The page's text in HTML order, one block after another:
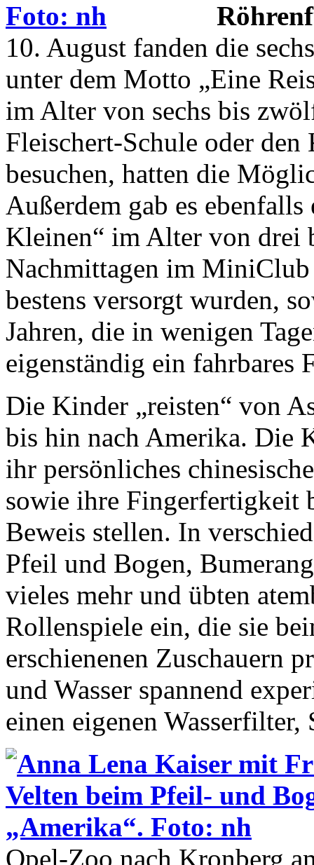
10. August fanden die
unter dem Motto „Eine
im Alter von sechs bis
Fleischert-Schule oder
besuchen, hatten die
Außerdem gab es
Kleinen“ im Alter von drei
Nachmittagen im
bestens versorgt wurden,
Jahren, die in wenigen
eigenständig ein fahrbares
Die Kinder „reisten“ von
bis hin nach Amerika. Die
ihr persönliches
sowie ihre Fingerfertigkeit
Beweis stellen. In
Pfeil und Bogen,
vieles mehr und übten
Rollenspiele ein, die sie
erschienenen Zuschauern
und Wasser spannend
einen eigenen
Opel-Zoo nach Kronberg